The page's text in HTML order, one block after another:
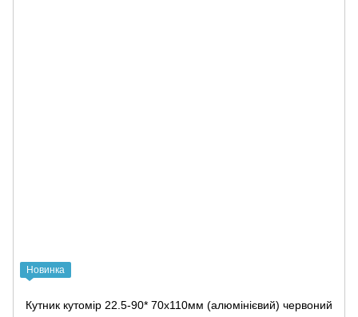
Новинка
Кутник кутомір 22.5-90* 70х110мм (алюмінієвий) червоний